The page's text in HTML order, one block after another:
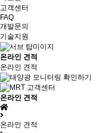
고객센터
FAQ
개발문의
기술지원
온라인 견적
온라인 견적
온라인 견적
온라인 견적